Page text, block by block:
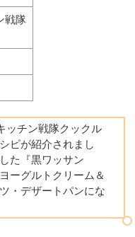
戦隊
ッチン戦隊クックル
ピが紹介されまし
た『黒ワッサン
ーグルトクリーム＆
・デザートパンにな